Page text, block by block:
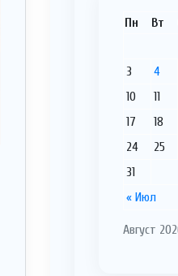
Август
Пн Вт
« Июл
3
4
10
11
17
18
24
25
31